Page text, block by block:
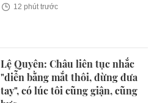
12 phút trước
Lệ Quyên: Châu liên tục nhắc
"diễn bằng mắt thôi, đừng đưa
tay", có lúc tôi cũng giận, cũng